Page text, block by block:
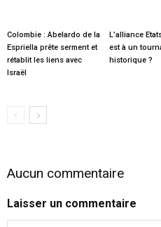
Colombie : Abelardo de la
Espriella prête serment et
rétablit les liens avec
Israël
L’alliance
est à un
historique ?
Aucun commentaire
Laisser un commentaire